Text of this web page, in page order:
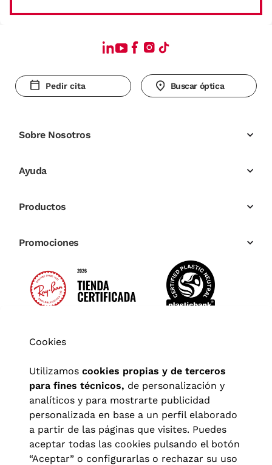
Pedir cita Buscar óptica
Sobre Nosotros
Ayuda
Productos
Promociones
Cookies
Utilizamos cookies propias y de terceros
para fines técnicos, de personalización y
analíticos y para mostrarte publicidad
personalizada en base a un perfil elaborado
a partir de las páginas que visites. Puedes
aceptar todas las cookies pulsando el botón
“Aceptar” o configurarlas o rechazar su uso